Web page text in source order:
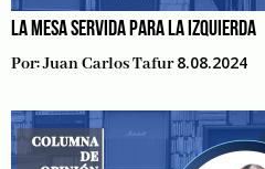
LA MESA SERVIDA PARA LA IZQUIERDA
Por:Juan Carlos Tafur 8.08.2024